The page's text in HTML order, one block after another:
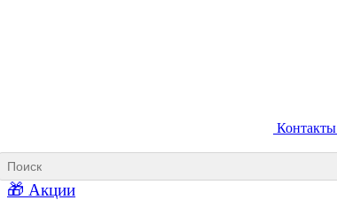
Ковши для фронтальных погрузчиков
Контакты
🎁 Акции